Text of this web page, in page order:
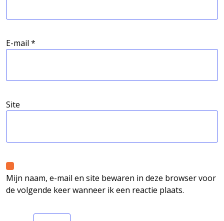
E-mail *
Site
Mijn naam, e-mail en site bewaren in deze browser voor
de volgende keer wanneer ik een reactie plaats.